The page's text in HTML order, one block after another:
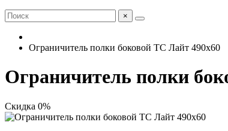
×
Ограничитель полки боковой ТС Лайт 490x60
Ограничитель полки
Скидка 0%